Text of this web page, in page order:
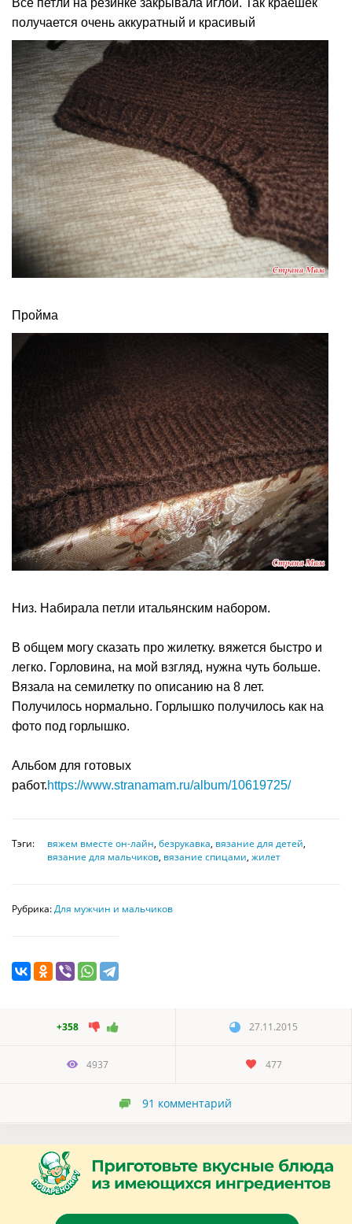
Все петли на резинке закрывала иглой. Так краешек
получается очень аккуратный и красивый
Пройма
Низ. Набирала петли итальянским набором.
В общем могу сказать про жилетку. вяжется быстро и
легко. Горловина, на мой взгляд, нужна чуть больше.
Вязала на семилетку по описанию на 8 лет.
Получилось нормально. Горлышко получилось как на
фото под горлышко.
Альбом для готовых
работ.https://www.stranamam.ru/album/10619725/
Тэги: вяжем вместе он-лайн, безрукавка, вязание для детей,
вязание для мальчиков, вязание спицами, жилет
Рубрика:Для мужчин и мальчиков
+358 27.11.2015
4937 477
91 комментарий